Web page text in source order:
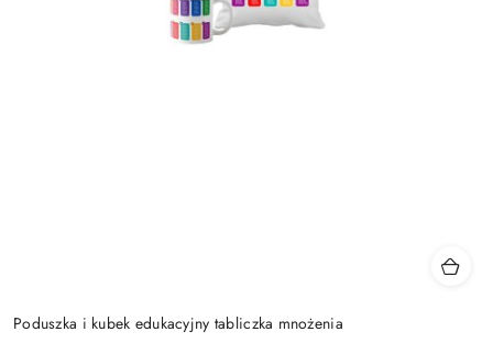
Poduszka i kubek edukacyjny tabliczka mnożenia